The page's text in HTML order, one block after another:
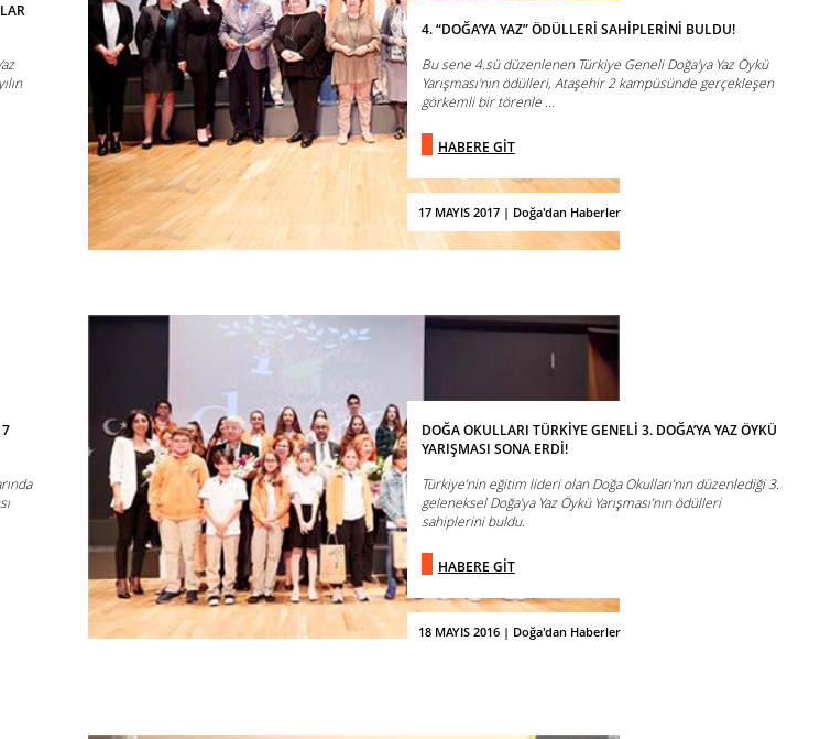
17 MAYIS 2017 | Doğa'dan Haberler
4. “DOĞA’YA YAZ” ÖDÜLLERİ SAHİPLERİNİ BULDU!
Bu sene 4.sü düzenlenen Türkiye Geneli Doğa'ya Yaz Öykü
Yarışması'nın ödülleri, Ataşehir 2 kampüsünde gerçekleşen
görkemli bir törenle ...
HABERE GİT
18 MAYIS 2016 | Doğa'dan Haberler
DOĞA OKULLARI TÜRKİYE GENELİ 3. DOĞA’YA YAZ ÖYKÜ
YARIŞMASI SONA ERDİ!
Türkiye’nin eğitim lideri olan Doğa Okulları’nın düzenlediği 3.
geleneksel Doğa’ya Yaz Öykü Yarışması’nın ödülleri
sahiplerini buldu.
HABERE GİT